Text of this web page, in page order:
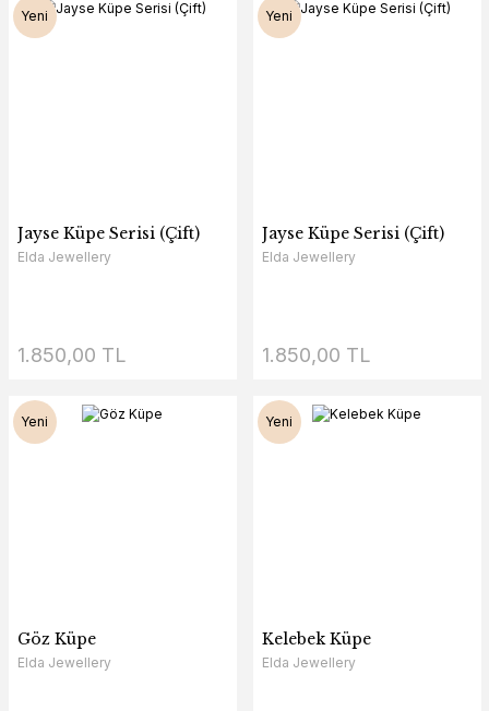
Yeni
Jayse Küpe Serisi (Çift)
Elda Jewellery
1.850,00 TL
Yeni
Jayse Küpe Serisi (Çift)
Elda Jewellery
1.850,00 TL
Yeni
Göz Küpe
Elda Jewellery
Yeni
Kelebek Küpe
Elda Jewellery